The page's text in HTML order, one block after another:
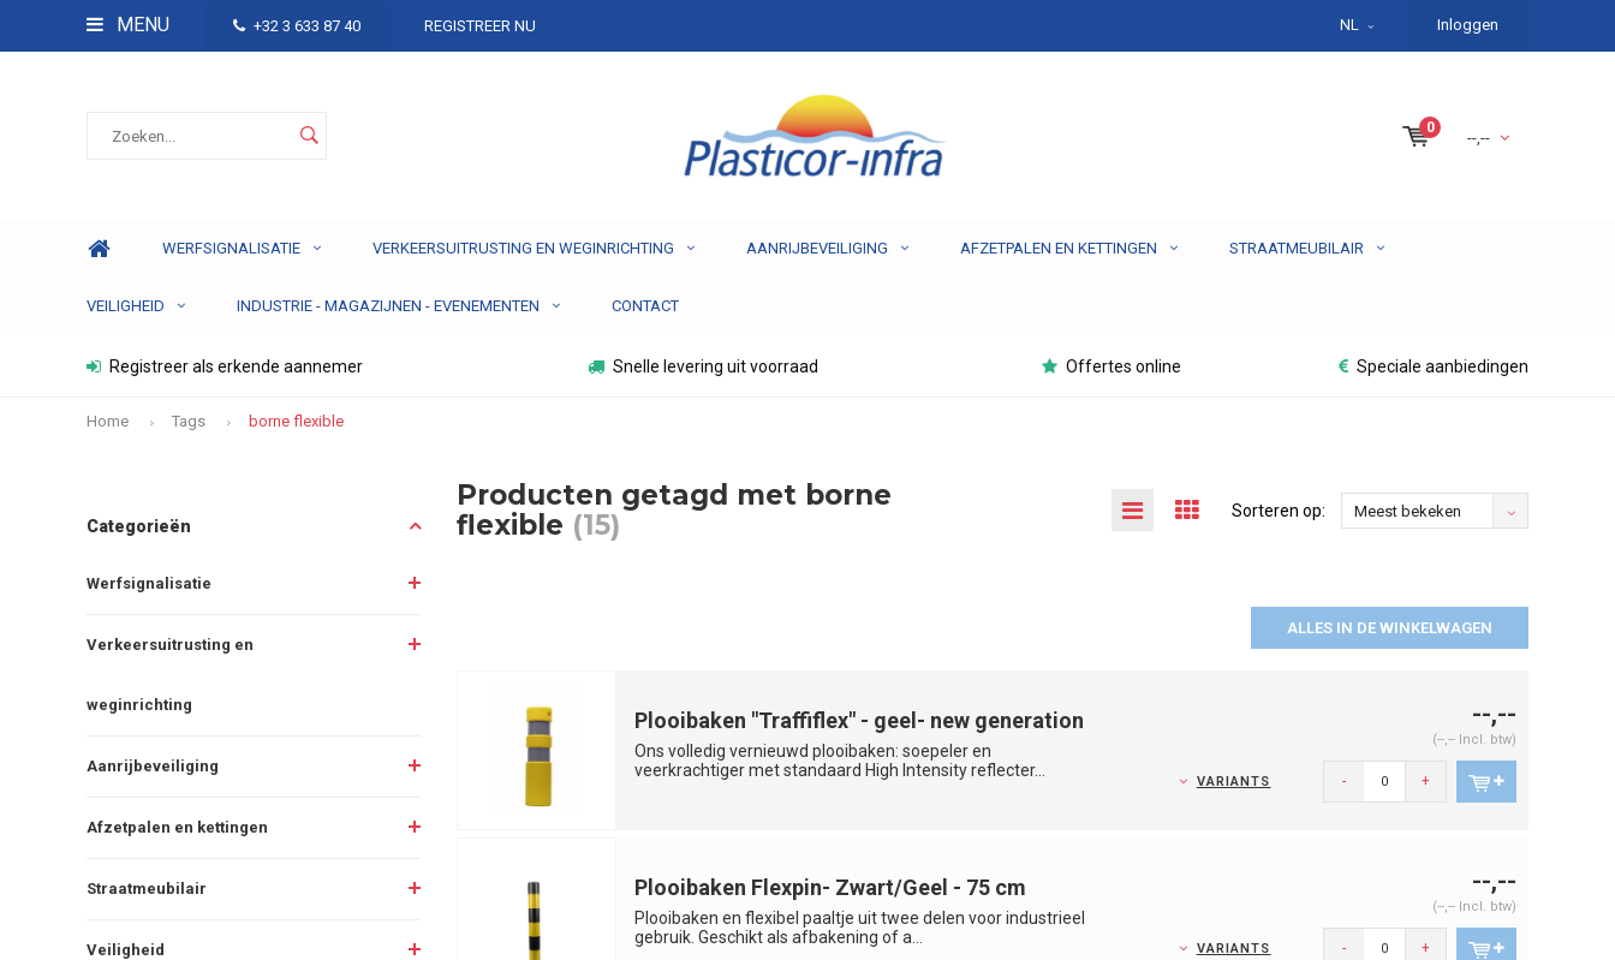
MENU +32 3 633 87 40 REGISTREER NU NL Inloggen
0
--,--
WERFSIGNALISATIE VERKEERSUITRUSTING EN WEGINRICHTING AANRIJBEVEILIGING AFZETPALEN EN KETTINGEN STRAATMEUBILAIR
VEILIGHEID INDUSTRIE - MAGAZIJNEN - EVENEMENTEN CONTACT
Registreer als erkende aannemer Snelle levering uit voorraad Offertes online Speciale aanbiedingen
Home Tags borne flexible
Categorieën
Werfsignalisatie
Verkeersuitrusting en
weginrichting
Aanrijbeveiliging
Afzetpalen en kettingen
Straatmeubilair
Veiligheid
Producten getagd met borne
flexible (15) Sorteren op: Meest bekeken
ALLES IN DE WINKELWAGEN
Plooibaken "Traffiflex" - geel- new generation
Ons volledig vernieuwd plooibaken: soepeler en
veerkrachtiger met standaard High Intensity reflecter...
--,--
(--,-- Incl. btw)
VARIANTS - +
Plooibaken Flexpin- Zwart/Geel - 75 cm
Plooibaken en flexibel paaltje uit twee delen voor industrieel
gebruik. Geschikt als afbakening of a...
--,--
(--,-- Incl. btw)
VARIANTS - +